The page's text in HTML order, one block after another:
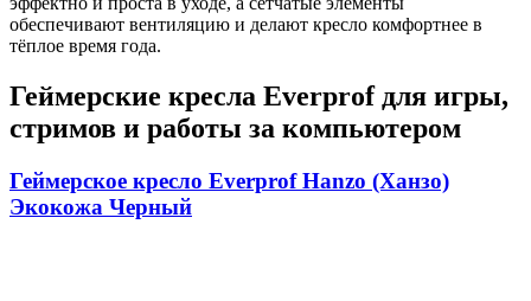
обеспечивают вентиляцию и делают кресло комфортнее в
тёплое время года.
Геймерские кресла Everprof для игры,
стримов и работы за компьютером
Геймерское кресло Everprof Hanzo (Ханзо)
Экокожа Черный